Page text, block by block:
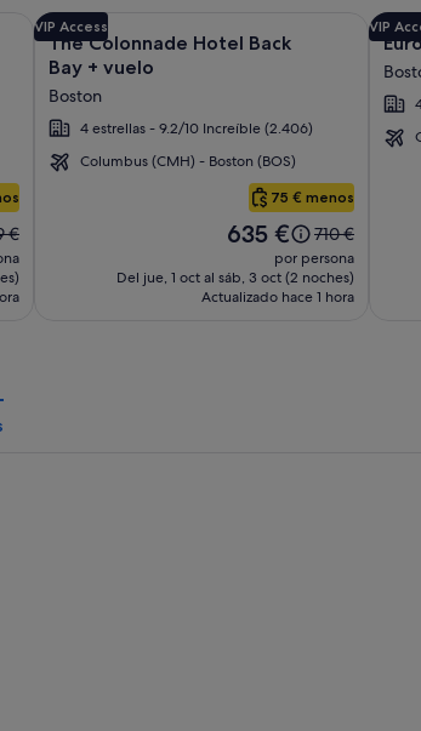
€
sobre Fairmont Copley Plaza, Boston +
Galería
de
imágenes
de
The
Colonnade
VIP Access
The Colonnade Hotel Back
Bay + vuelo
Boston
4 estrellas - 9.2/10 Increíble (2.406)
Columbus (CMH) - Boston (BOS)
75 € menos
El
es
de
635 €
El
precio
era
de
710 €
por persona
Del jue, 1 oct al sáb, 3 oct (2 noches)
Actualizado hace 1 hora
Haz clic para obtener más información
de
de
VIP
Haz